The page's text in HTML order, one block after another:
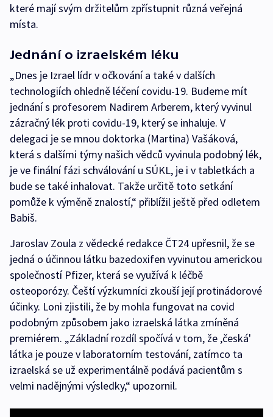
které mají svým držitelům zpřístupnit různá veřejná
místa.
Jednání o izraelském léku
„Dnes je Izrael lídr v očkování a také v dalších
technologiích ohledně léčení covidu-19. Budeme mít
jednání s profesorem Nadirem Arberem, který vyvinul
zázračný lék proti covidu-19, který se inhaluje. V
delegaci je se mnou doktorka (Martina) Vašáková,
která s dalšími týmy našich vědců vyvinula podobný lék,
je ve finální fázi schválování u SÚKL, je i v tabletkách a
bude se také inhalovat. Takže určitě toto setkání
pomůže k výměně znalostí,“ přiblížil ještě před odletem
Babiš.
Jaroslav Zoula z vědecké redakce ČT24 upřesnil, že se
jedná o účinnou látku bazedoxifen vyvinutou americkou
společností Pfizer, která se využívá k léčbě
osteoporózy. Čeští výzkumníci zkouší její protinádorové
účinky. Loni zjistili, že by mohla fungovat na covid
podobným způsobem jako izraelská látka zmíněná
premiérem. „Základní rozdíl spočívá v tom, že ,česká'
látka je pouze v laboratorním testování, zatímco ta
izraelská se už experimentálně podává pacientům s
velmi nadějnými výsledky,“ upozornil.